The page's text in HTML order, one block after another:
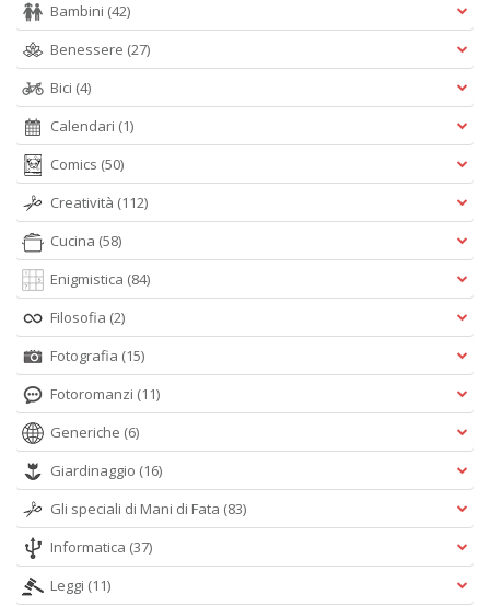
Bambini (42)
Benessere (27)
Bici (4)
Calendari (1)
Comics (50)
Creatività (112)
Cucina (58)
Enigmistica (84)
Filosofia (2)
Fotografia (15)
Fotoromanzi (11)
Generiche (6)
Giardinaggio (16)
Gli speciali di Mani di Fata (83)
Informatica (37)
Leggi (11)